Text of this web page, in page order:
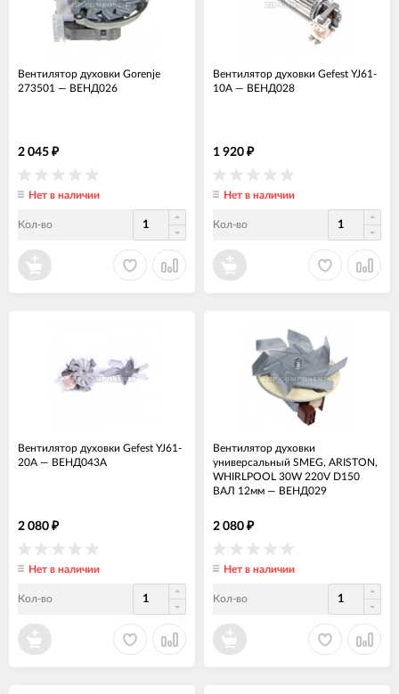
Вентилятор духовки Gorenje
273501 — ВЕНД026
2 045 ₽
Нет в наличии
Кол-во
Вентилятор духовки Gefest YJ61-
10A — ВЕНД028
1 920 ₽
Нет в наличии
Кол-во
Вентилятор духовки Gefest YJ61-
20A — ВЕНД043А
2 080 ₽
Нет в наличии
Кол-во
Вентилятор духовки
универсальный SMEG, ARISTON,
WHIRLPOOL 30W 220V D150
ВАЛ 12мм — ВЕНД029
2 080 ₽
Нет в наличии
Кол-во